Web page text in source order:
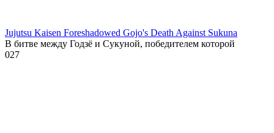
Jujutsu Kaisen Foreshadowed Gojo's Death Against Sukuna
В битве между Годзё и Сукуной, победителем которой
027